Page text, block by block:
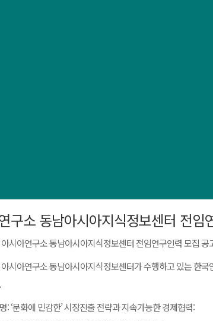
구소 동남아시아지식정보센터 전임
시아연구소 동남아시아지식정보센터 전임연구인력 모집 공
시아연구소 동남아시아지식정보센터가 수행하고 있는 한
: ‘문화에 민감한’ 시장진출 전략과 지속가능한 경제협력: